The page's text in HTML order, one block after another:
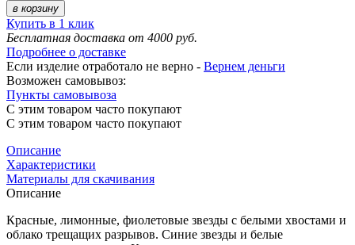
в корзину
Купить в 1 клик
Бесплатная доставка от 4000 руб.
Подробнее о доставке
Если изделие отработало не верно - Вернем деньги
Возможен самовывоз:
Пункты самовывоза
С этим товаром часто покупают
С этим товаром часто покупают
Описание
Характеристики
Материалы для скачивания
Описание
Красные, лимонные, фиолетовые звезды с белыми хвостами и
облако трещащих разрывов. Синие звезды и белые